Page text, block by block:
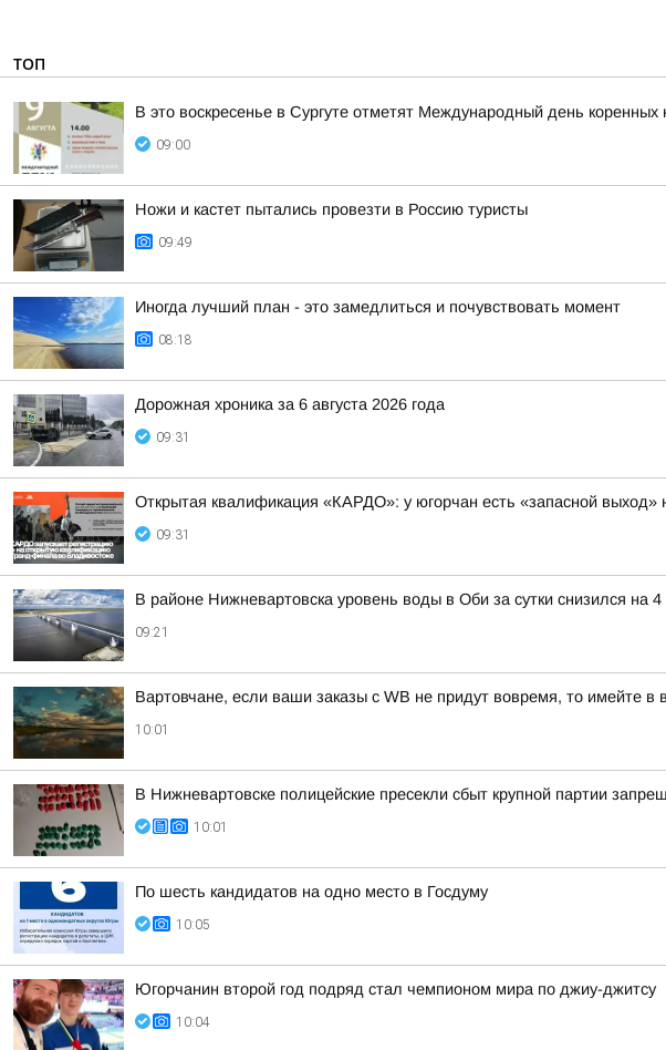
ТОП
В это воскресенье в Сургуте отметят Международный день коренных
09:00
Ножи и кастет пытались провезти в Россию туристы
09:49
Иногда лучший план - это замедлиться и почувствовать момент
08:18
Дорожная хроника за 6 августа 2026 года
09:31
Открытая квалификация «КАРДО»: у югорчан есть «запасной выход»
09:31
В районе Нижневартовска уровень воды в Оби за сутки снизился на 4
09:21
Вартовчане, если ваши заказы с WB не придут вовремя, то имейте в
10:01
В Нижневартовске полицейские пресекли сбыт крупной партии
10:01
По шесть кандидатов на одно место в Госдуму
10:05
Югорчанин второй год подряд стал чемпионом мира по джиу-джитсу
10:04